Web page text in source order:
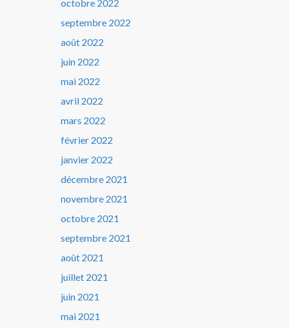
octobre 2022
septembre 2022
août 2022
juin 2022
mai 2022
avril 2022
mars 2022
février 2022
janvier 2022
décembre 2021
novembre 2021
octobre 2021
septembre 2021
août 2021
juillet 2021
juin 2021
mai 2021